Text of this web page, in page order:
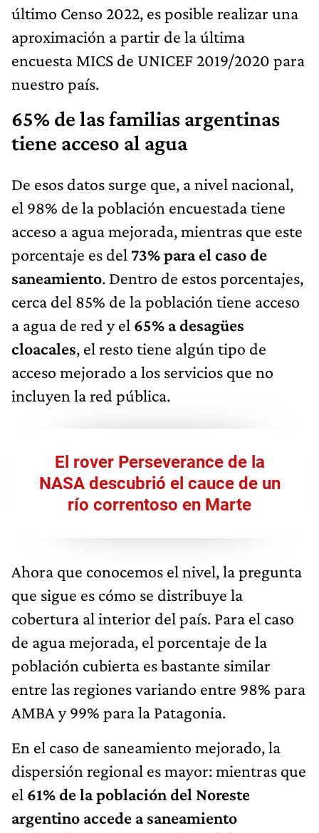
último Censo 2022, es posible realizar una
aproximación a partir de la última
encuesta MICS de UNICEF 2019/2020 para
nuestro país.
65% de las familias argentinas
tiene acceso al agua
De esos datos surge que, a nivel nacional,
el 98% de la población encuestada tiene
acceso a agua mejorada, mientras que este
porcentaje es del 73% para el caso de
saneamiento. Dentro de estos porcentajes,
cerca del 85% de la población tiene acceso
a agua de red y el 65% a desagües
cloacales, el resto tiene algún tipo de
acceso mejorado a los servicios que no
incluyen la red pública.
El rover Perseverance de la
NASA descubrió el cauce de un
río correntoso en Marte
Ahora que conocemos el nivel, la pregunta
que sigue es cómo se distribuye la
cobertura al interior del país. Para el caso
de agua mejorada, el porcentaje de la
población cubierta es bastante similar
entre las regiones variando entre 98% para
AMBA y 99% para la Patagonia.
En el caso de saneamiento mejorado, la
dispersión regional es mayor: mientras que
el 61% de la población del Noreste
argentino accede a saneamiento